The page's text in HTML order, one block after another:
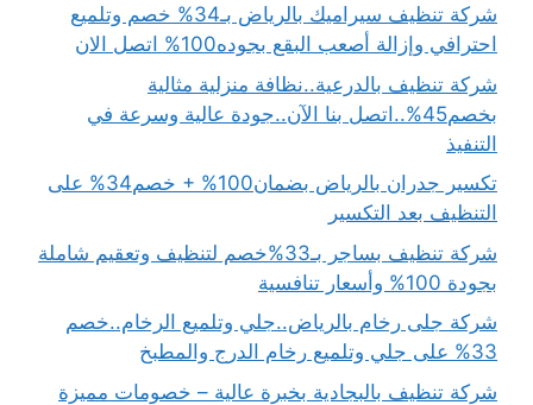
شركة تنظيف سيراميك بالرياض بـ34% خصم وتلميع
احترافي وإزالة أصعب البقع بجوده100% اتصل الان
شركة تنظيف بالدرعية..نظافة منزلية مثالية
بخصم45%..اتصل بنا الآن..جودة عالية وسرعة في
التنفيذ
تكسير جدران بالرياض بضمان100% + خصم34% على
التنظيف بعد التكسير
شركة تنظيف بساجر بـ33%خصم لتنظيف وتعقيم شاملة
بجودة 100% وأسعار تنافسية
شركة جلى رخام بالرياض..جلي وتلميع الرخام..خصم
33% على جلي وتلميع رخام الدرج والمطبخ
شركة تنظيف بالبجادية بخبرة عالية – خصومات مميزة